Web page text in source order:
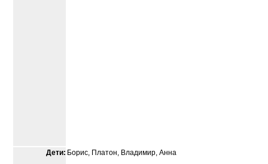
Дети: Борис, Платон, Владимир, Анна